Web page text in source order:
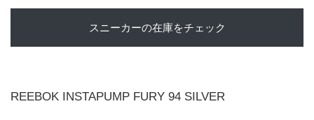
スニーカーの在庫をチェック
REEBOK INSTAPUMP FURY 94 SILVER